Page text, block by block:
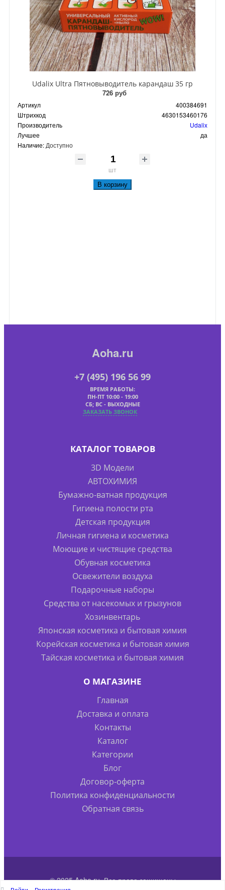
Udalix Ultra Пятновыводитель карандаш 35 гр
726 руб
Артикул
400384691
Штрихкод
4630153460176
Производитель
Udalix
Лучшее
да
Наличие: Доступно
шт
В корзину
Aoha.ru
+7 (495) 196 56 99
ВРЕМЯ РАБОТЫ:
ПН-ПТ 10:00 - 19:00
СБ; ВС - ВЫХОДНЫЕ
ЗАКАЗАТЬ ЗВОНОК
КАТАЛОГ ТОВАРОВ
3D Модели
АВТОХИМИЯ
Бумажно-ватная продукция
Гигиена полости рта
Детская продукция
Личная гигиена и косметика
Моющие и чистящие средства
Обувная косметика
Освежители воздуха
Подарочные наборы
Средства от насекомых и грызунов
Хозинвентарь
Японская косметика и бытовая химия
Корейская косметика и бытовая химия
Тайская косметика и бытовая химия
О МАГАЗИНЕ
Главная
Доставка и оплата
Контакты
Каталог
Категории
Блог
Договор-оферта
Политика конфиденциальности
Обратная связь
© 2025 Aoha.ru. Все права защищены